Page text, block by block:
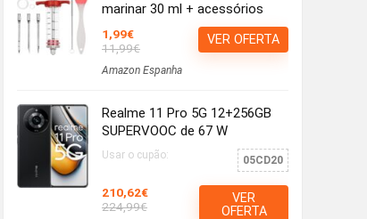
marinar 30 ml + acessórios
1,99€
11,99€
Amazon Espanha
VER OFERTA
Realme 11 Pro 5G 12+256GB
SUPERVOOC de 67 W
Usar o cupão: 05CD20
210,62€
224,99€
VER
OFERTA